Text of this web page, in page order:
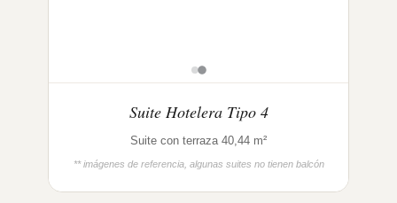
Suite Hotelera Tipo 4
Suite con terraza 40,44 m²
** imágenes de referencia, algunas suites no tienen balcón